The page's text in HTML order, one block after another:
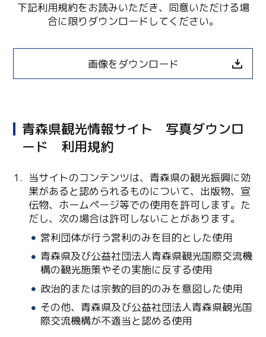
下記利用規約をお読みいただき、同意いただける場
合に限りダウンロードしてください。
画像をダウンロード
青森県観光情報サイト 写真ダウンロ
ード 利用規約
当サイトのコンテンツは、青森県の観光振興に効
果があると認められるものについて、出版物、宣
伝物、ホームページ等での使用を許可します。た
だし、次の場合は許可しないことがあります。
営利団体が行う営利のみを目的とした使用
青森県及び公益社団法人青森県観光国際交流機
構の観光施策やその実施に反する使用
政治的または宗教的目的のみを意図した使用
その他、青森県及び公益社団法人青森県観光国
際交流機構が不適当と認める使用
Twitter
Facebook
Line
Copy URL